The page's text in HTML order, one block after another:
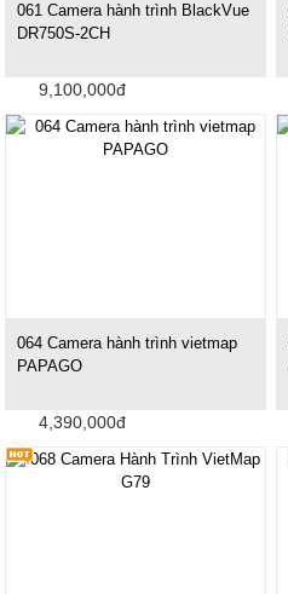
061 Camera hành trình BlackVue
DR750S-2CH
9,100,000đ
064 Camera hành trình vietmap
PAPAGO
4,390,000đ